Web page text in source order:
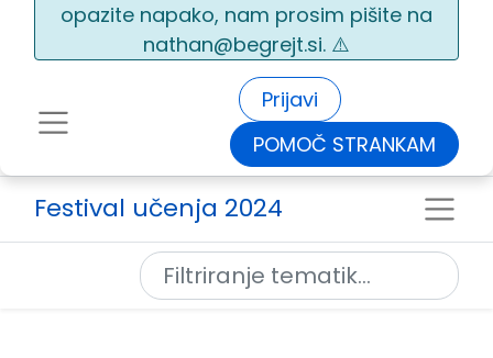
Prijavi
POMOČ STRANKAM
opazite napako, nam prosim pišite na
nathan@begrejt.si. ⚠️
Festival učenja 2024